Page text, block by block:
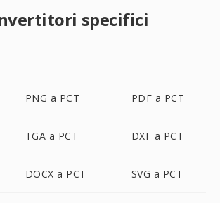
specifici
PNG a PCT PDF a PCT
TGA a PCT DXF a PCT
DOCX a PCT SVG a PCT